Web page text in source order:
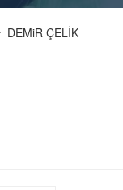
DEMiR ÇELİK